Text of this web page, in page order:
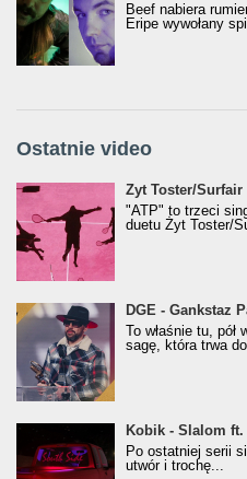
Beef nabiera
Eripe wywołany
Ostatnie video
Żyt Toster/SurfAir - ATP
Żyt Toster/Surfair
"ATP" to trzeci
duetu Żyt Toster/
donGURALesko z
Klasyczny/
(Popkillery 2023)
DGE - Gankstaz
To właśnie tu, pół
sagę, która trwa
Kobik - Slalom ft. Jan-
[Official Music
Kobik - Slalom
Po ostatniej serii
utwór i trochę...